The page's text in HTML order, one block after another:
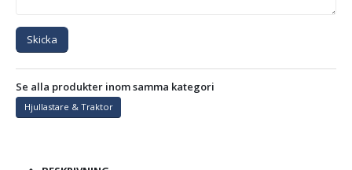
Skicka
Se alla produkter inom samma kategori
Hjullastare & Traktor